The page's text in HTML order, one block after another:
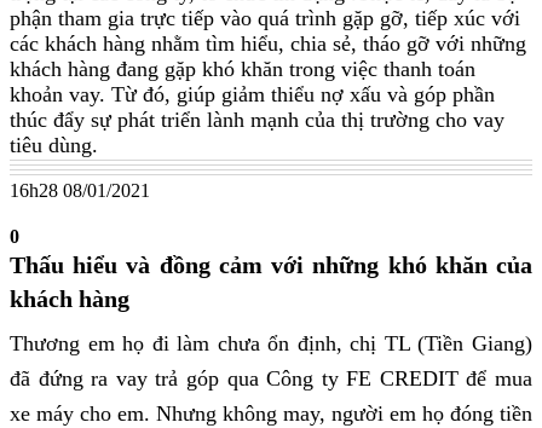
phận tham gia trực tiếp vào quá trình gặp gỡ, tiếp xúc với
các khách hàng nhằm tìm hiểu, chia sẻ, tháo gỡ với những
khách hàng đang gặp khó khăn trong việc thanh toán
khoản vay. Từ đó, giúp giảm thiểu nợ xấu và góp phần
thúc đẩy sự phát triển lành mạnh của thị trường cho vay
tiêu dùng.
16h28 08/01/2021
0
Thấu hiểu và đồng cảm với những khó khăn của
khách hàng
Thương em họ đi làm chưa ổn định, chị TL (Tiền Giang)
đã đứng ra vay trả góp qua Công ty FE CREDIT để mua
xe máy cho em. Nhưng không may, người em họ đóng tiền